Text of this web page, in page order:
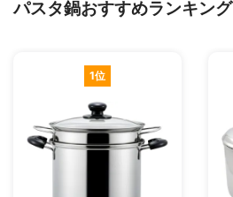
パスタ鍋おすすめランキング
1位